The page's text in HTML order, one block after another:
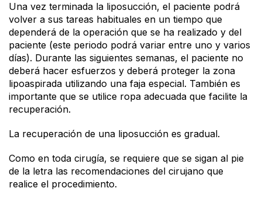
Una vez terminada la liposucción, el paciente podrá
volver a sus tareas habituales en un tiempo que
dependerá de la operación que se ha realizado y del
paciente (este periodo podrá variar entre uno y varios
días). Durante las siguientes semanas, el paciente no
deberá hacer esfuerzos y deberá proteger la zona
lipoaspirada utilizando una faja especial. También es
importante que se utilice ropa adecuada que facilite la
recuperación.
La recuperación de una liposucción es gradual.
Como en toda cirugía, se requiere que se sigan al pie
de la letra las recomendaciones del cirujano que
realice el procedimiento.